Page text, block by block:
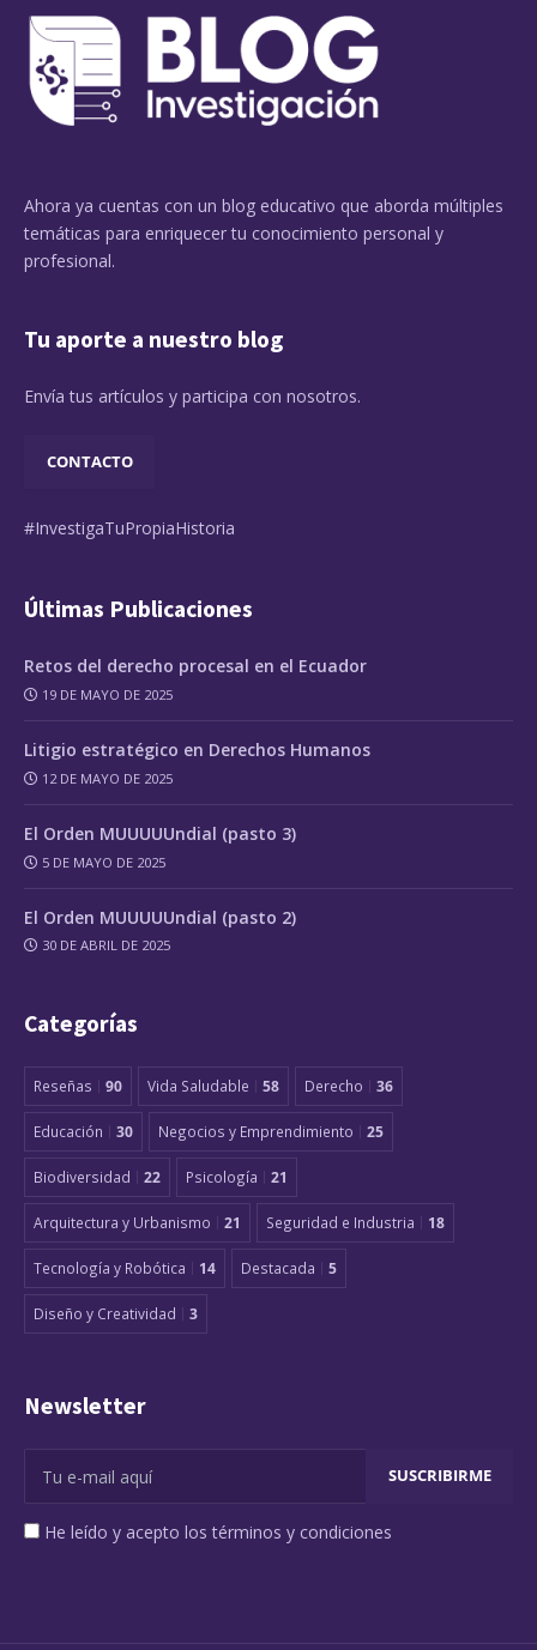
Ahora ya cuentas con un blog educativo que aborda múltiples
temáticas para enriquecer tu conocimiento personal y
profesional.
Tu aporte a nuestro blog
Envía tus artículos y participa con nosotros.
CONTACTO
#InvestigaTuPropiaHistoria
Últimas Publicaciones
Retos del derecho procesal en el Ecuador
19 DE MAYO DE 2025
Litigio estratégico en Derechos Humanos
12 DE MAYO DE 2025
El Orden MUUUUUndial (pasto 3)
5 DE MAYO DE 2025
El Orden MUUUUUndial (pasto 2)
30 DE ABRIL DE 2025
Categorías
Reseñas 90 Vida Saludable 58 Derecho 36
Educación 30 Negocios y Emprendimiento 25
Biodiversidad 22 Psicología 21
Arquitectura y Urbanismo 21 Seguridad e Industria 18
Tecnología y Robótica 14 Destacada 5
Diseño y Creatividad 3
Newsletter
He leído y acepto los términos y condiciones